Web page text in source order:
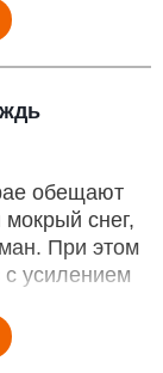
обещают
снег,
При этом
с усилением